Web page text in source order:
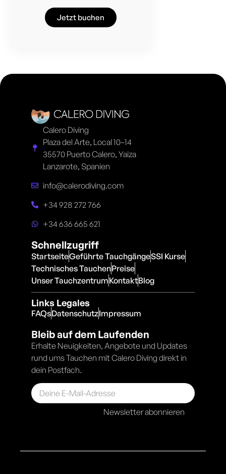
Jetzt buchen
Calero Diving
Plaza del Arte, Local 10–14
35570 Puerto Calero, Yaiza
Lanzarote, Spanien
info@calerodiving.com
+34 928 272 766
+34 636 665 621
Schnellzugriff
StartseiteGeführte TauchgängeSSI Kurse
Technisches TauchenPreise
Unser TauchzentrumKontaktBlog
Links Legales
FAQsDatenschutzImpressum
Bleib auf dem Laufenden
Erhalte Neuigkeiten, Angebote und Updates
rund ums Tauchen mit Calero Diving direkt in
dein Postfach.
Newsletter abonnieren